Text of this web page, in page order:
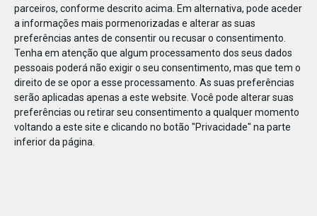
parceiros, conforme descrito acima. Em alternativa, pode aceder
a informações mais pormenorizadas e alterar as suas
preferências antes de consentir ou recusar o consentimento.
Tenha em atenção que algum processamento dos seus dados
pessoais poderá não exigir o seu consentimento, mas que tem o
direito de se opor a esse processamento. As suas preferências
serão aplicadas apenas a este website. Você pode alterar suas
preferências ou retirar seu consentimento a qualquer momento
voltando a este site e clicando no botão "Privacidade" na parte
inferior da página.
783131756815664